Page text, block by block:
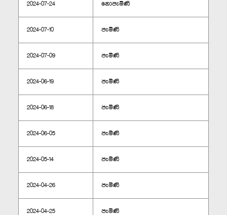
2024-07-24 නොපැමිණි
2024-07-10 පැමිණි
2024-07-09 පැමිණි
2024-06-19 පැමිණි
2024-06-18 පැමිණි
2024-06-05 පැමිණි
2024-05-14 පැමිණි
2024-04-26 පැමිණි
2024-04-25 පැමිණි